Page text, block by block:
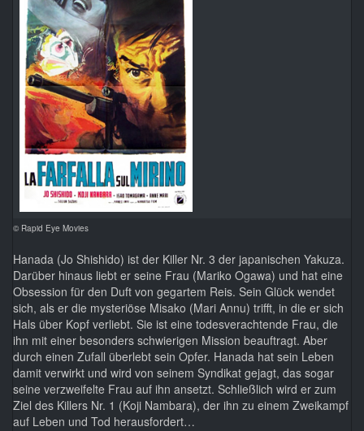
© Rapid Eye Movies
Hanada (Jo Shishido) ist der Killer Nr. 3 der japanischen Yakuza.
Darüber hinaus liebt er seine Frau (Mariko Ogawa) und hat eine
Obsession für den Duft von gegartem Reis. Sein Glück wendet
sich, als er die mysteriöse Misako (Mari Annu) trifft, in die er sich
Hals über Kopf verliebt. Sie ist eine todesverachtende Frau, die
ihn mit einer besonders schwierigen Mission beauftragt. Aber
durch einen Zufall überlebt sein Opfer. Hanada hat sein Leben
damit verwirkt und wird von seinem Syndikat gejagt, das sogar
seine verzweifelte Frau auf ihn ansetzt. Schließlich wird er zum
Ziel des Killers Nr. 1 (Koji Nambara), der ihn zu einem Zweikampf
auf Leben und Tod herausfordert…